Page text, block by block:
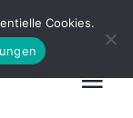
Kontakt
Cookies.